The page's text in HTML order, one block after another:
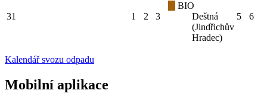
31 1 2 3
BIO
Deštná
(Jindřichův
Hradec)
5 6
Kalendář svozu odpadu
Mobilní aplikace